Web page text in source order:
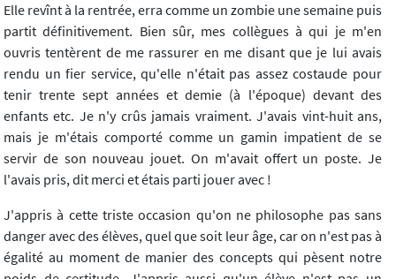
Elle revînt à la rentrée, erra comme un zombie une semaine puis
partit définitivement. Bien sûr, mes collègues à qui je m'en
ouvris tentèrent de me rassurer en me disant que je lui avais
rendu un fier service, qu'elle n'était pas assez costaude pour
tenir trente sept années et demie (à l'époque) devant des
enfants etc. Je n'y crûs jamais vraiment. J'avais vint-huit ans,
mais je m'étais comporté comme un gamin impatient de se
servir de son nouveau jouet. On m'avait offert un poste. Je
l'avais pris, dit merci et étais parti jouer avec !
J'appris à cette triste occasion qu'on ne philosophe pas sans
danger avec des élèves, quel que soit leur âge, car on n'est pas à
égalité au moment de manier des concepts qui pèsent notre